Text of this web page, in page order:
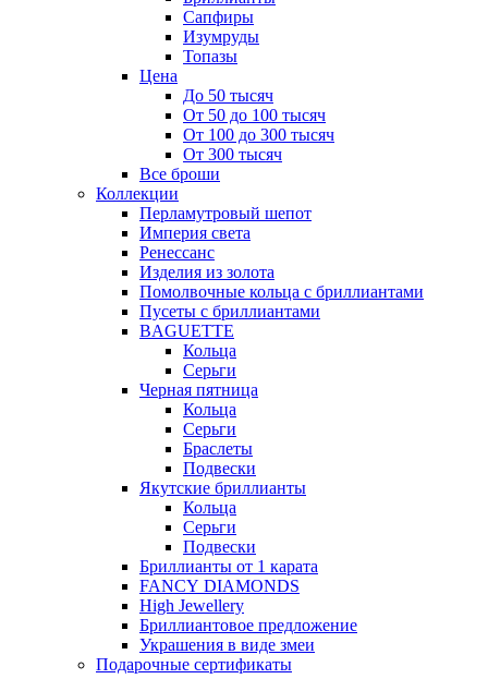
Сапфиры
Изумруды
Топазы
Цена
До 50 тысяч
От 50 до 100 тысяч
От 100 до 300 тысяч
От 300 тысяч
Все броши
Коллекции
Перламутровый шепот
Империя света
Ренессанс
Изделия из золота
Помолвочные кольца с бриллиантами
Пусеты с бриллиантами
BAGUETTE
Кольца
Серьги
Черная пятница
Кольца
Серьги
Браслеты
Подвески
Якутские бриллианты
Кольца
Серьги
Подвески
Бриллианты от 1 карата
FANCY DIAMONDS
High Jewellery
Бриллиантовое предложение
Украшения в виде змеи
Подарочные сертификаты